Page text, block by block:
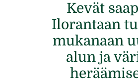
Kevät
Ilorantaan
mukanaan
alun ja